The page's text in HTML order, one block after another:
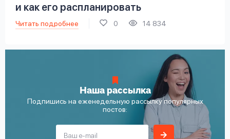
и как его распланировать
Читать подробнее 0 14 834
Наша рассылка
Подпишись на еженедельную рассылку популярных
постов: